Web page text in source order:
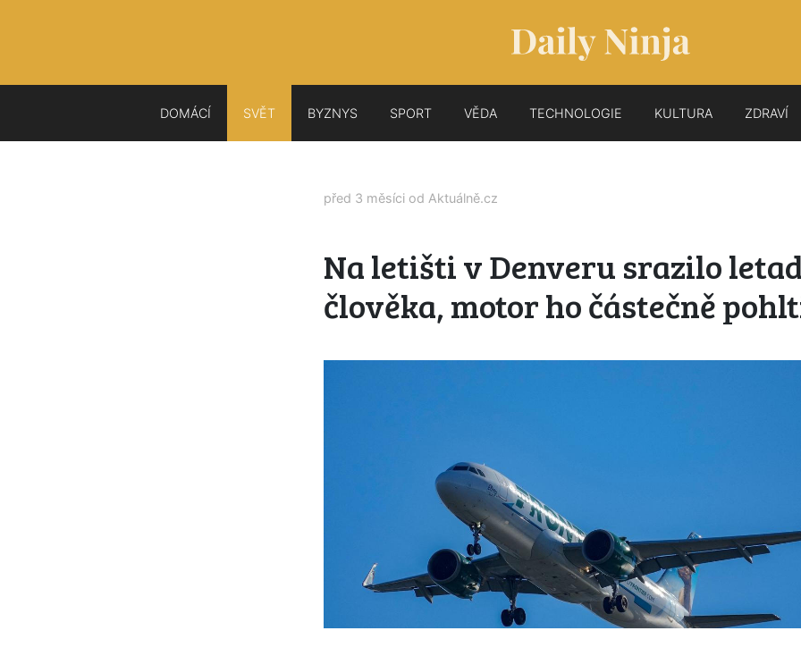
DOMÁCÍ SVĚT BYZNYS SPORT VĚDA TECHNOLOGIE KULTURA ZDRAVÍ
před 3 měsíci od Aktuálně.cz
Na letišti v Denveru srazilo
člověka, motor ho částečně